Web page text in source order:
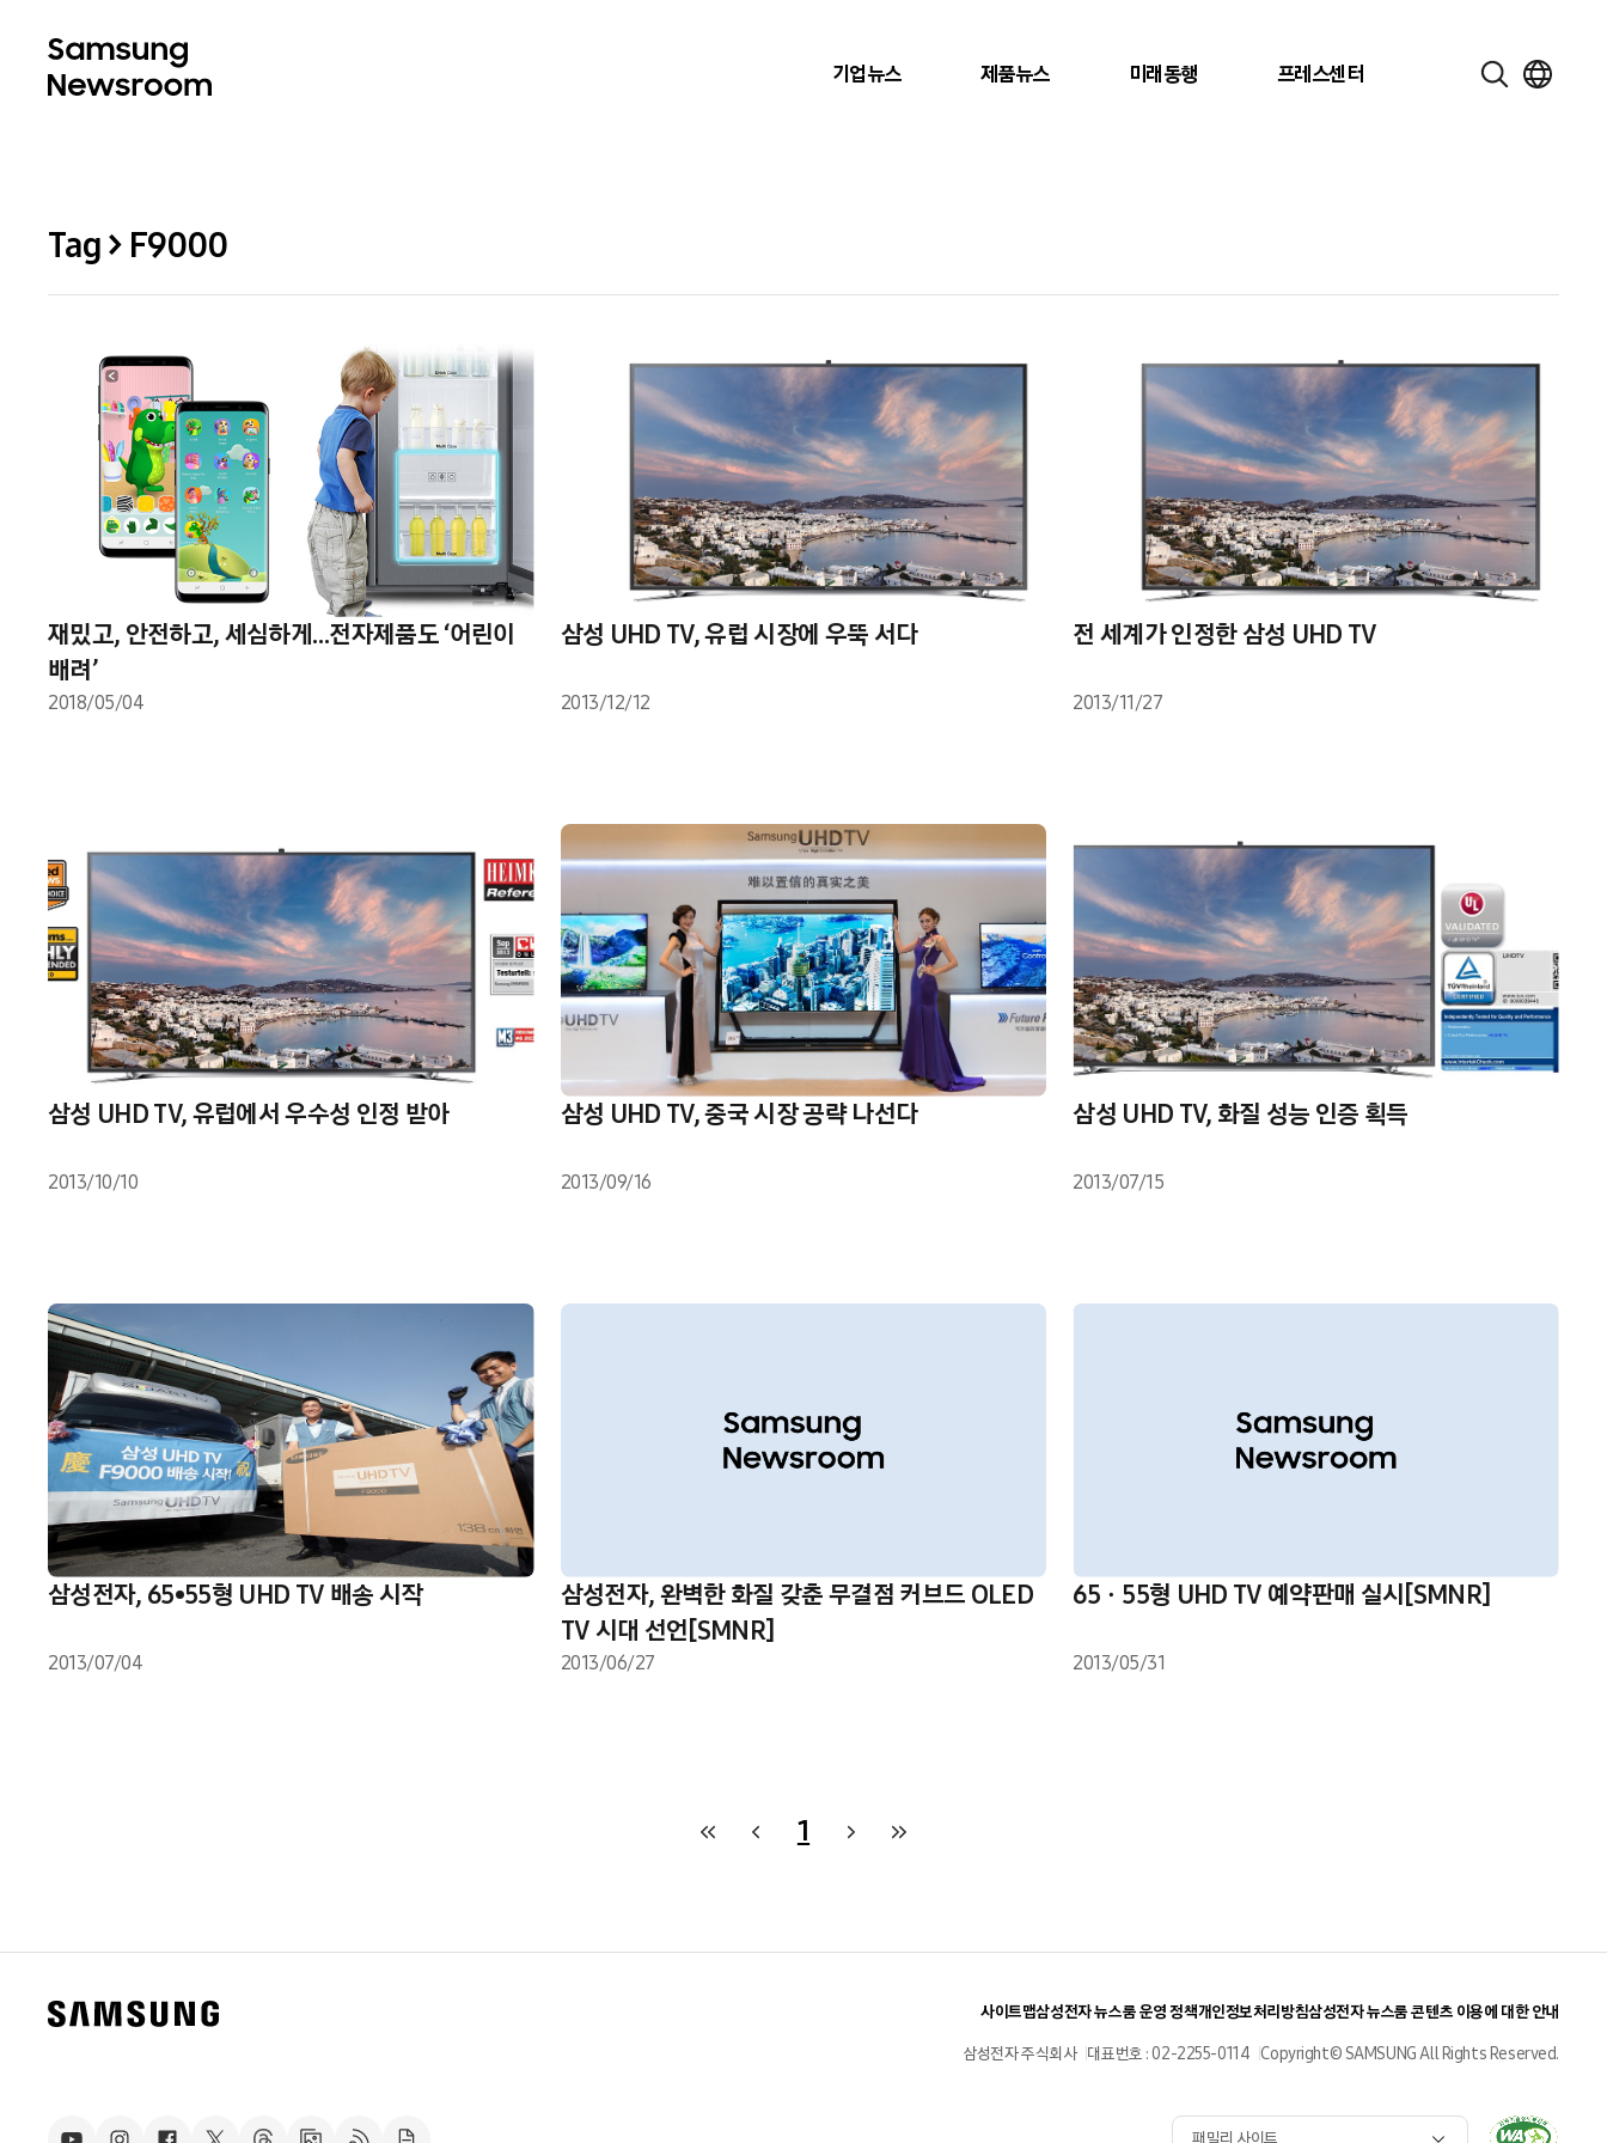
기업뉴스 제품뉴스 미래동행 프레스센터
Tag > F9000
재밌고, 안전하고, 세심하게…전자제품도 ‘어린이
배려’
2018/05/04
삼성 UHD TV, 유럽 시장에 우뚝 서다
2013/12/12
전 세계가 인정한 삼성 UHD TV
2013/11/27
삼성 UHD TV, 유럽에서 우수성 인정 받아
2013/10/10
삼성 UHD TV, 중국 시장 공략 나선다
2013/09/16
삼성 UHD TV, 화질 성능 인증 획득
2013/07/15
삼성전자, 65•55형 UHD TV 배송 시작
2013/07/04
삼성전자, 완벽한 화질 갖춘 무결점 커브드 OLED
TV 시대 선언[SMNR]
2013/06/27
65ㆍ55형 UHD TV 예약판매 실시[SMNR]
2013/05/31
1
사이트맵삼성전자 뉴스룸 운영 정책개인정보처리방침삼성전자 뉴스룸 콘텐츠 이용에 대한 안내
삼성전자 주식회사 대표번호 : 02-2255-0114 Copyright© SAMSUNG All Rights Reserved.